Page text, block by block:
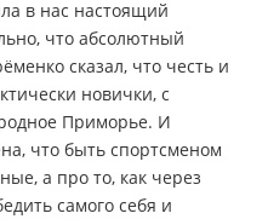
в нас настоящий
что абсолютный
сказал, что честь и
новички, с
Приморье. И
что быть спортсменом
а про то, как через
самого себя и